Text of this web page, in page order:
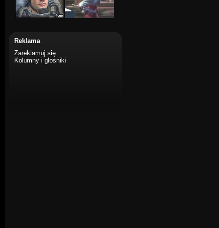
Reklama
Zareklamuj się
Kolumny i glosniki